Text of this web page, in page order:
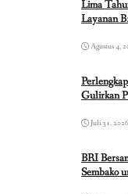
Lima
Layanan
Agustus 4,
Gulirkan
Juli 31, 2026
BRI
Sembako